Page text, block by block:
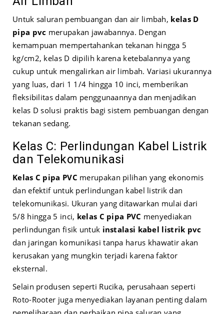
Untuk saluran pembuangan dan air limbah, kelas D
pipa pvc merupakan jawabannya. Dengan
kemampuan mempertahankan tekanan hingga 5
kg/cm2, kelas D dipilih karena ketebalannya yang
cukup untuk mengalirkan air limbah. Variasi ukurannya
yang luas, dari 1 1/4 hingga 10 inci, memberikan
fleksibilitas dalam penggunaannya dan menjadikan
kelas D solusi praktis bagi sistem pembuangan dengan
tekanan sedang.
Kelas C: Perlindungan Kabel Listrik
dan Telekomunikasi
Kelas C pipa PVC merupakan pilihan yang ekonomis
dan efektif untuk perlindungan kabel listrik dan
telekomunikasi. Ukuran yang ditawarkan mulai dari
5/8 hingga 5 inci, kelas C pipa PVC menyediakan
perlindungan fisik untuk instalasi kabel listrik pvc
dan jaringan komunikasi tanpa harus khawatir akan
kerusakan yang mungkin terjadi karena faktor
eksternal.
Selain produsen seperti Rucika, perusahaan seperti
Roto-Rooter juga menyediakan layanan penting dalam